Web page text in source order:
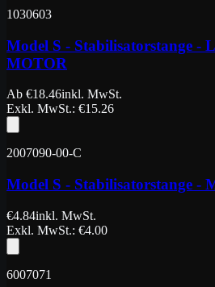
1030603
Model S - Stabilisatorstange -
MOTOR
Ab €18.46inkl. MwSt.
Exkl. MwSt.: €15.26
2007090-00-C
Model S - Stabilisatorstange -
€4.84inkl. MwSt.
Exkl. MwSt.: €4.00
6007071